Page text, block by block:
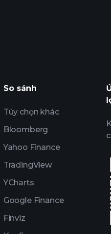
Thông tin thị trường
So sánh
Tùy chọn khác
Bloomberg
Yahoo Finance
TradingView
YCharts
Google Finance
Finviz